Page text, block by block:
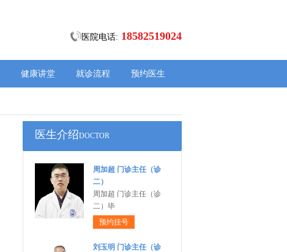
医院电话: 18582519024
健康讲堂 就诊流程 预约医生
医生介绍DOCTOR
周加超 门诊主任（诊
二）
周加超 门诊主任（诊
二）毕
预约挂号
刘玉明 门诊主任（诊